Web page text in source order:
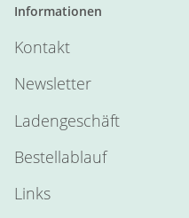
Informationen
Kontakt
Newsletter
Ladengeschäft
Bestellablauf
Links